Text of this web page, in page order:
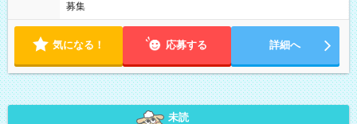
募集
気になる！ 応募する 詳細へ
未読